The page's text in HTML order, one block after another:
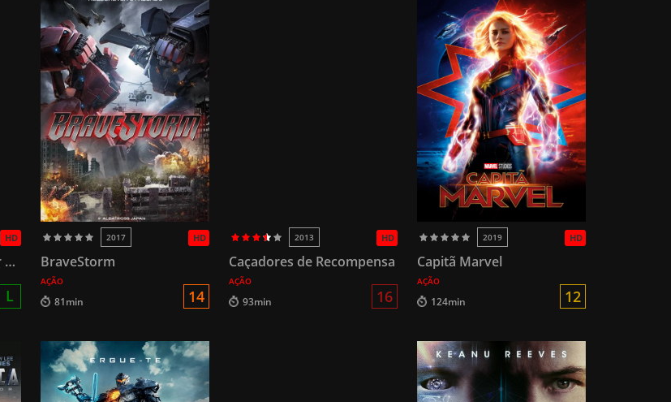
HD
Blade Runner o Caçador de Androides
L
HD
2017
BraveStorm
AÇÃO
81min 14
HD
2013
Caçadores de Recompensa
AÇÃO
93min 16
HD
2019
Capitã Marvel
AÇÃO
124min 12